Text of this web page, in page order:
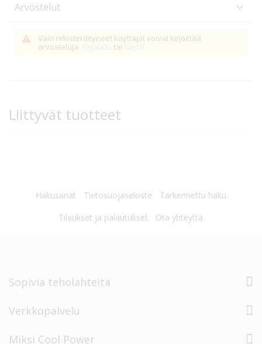
Arvostelut
Vain rekisteräityneet käyttäjät voivat kirjoittaa
arvosteluja.
tai
Liittyvät tuotteet
Hakusanat Tietosuojaseloste
Tarkennettu haku
Tilaukset ja palautukset
Ota yhteyttä
Sopivia teholähteitä
Verkkopalvelu
Miksi Cool Power